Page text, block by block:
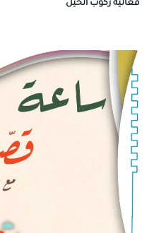
فعالية ركوب الخيل